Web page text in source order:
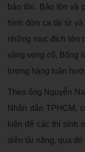
bảo tồn. Bảo tồn và
hình đờn ca tài tử
những mục đích lớn
vàng vọng cổ, Bông
lương hàng tuần
Theo ông Nguyễn
Nhân dân TPHCM,
kiện để các thí sinh
diễn tài năng, qua